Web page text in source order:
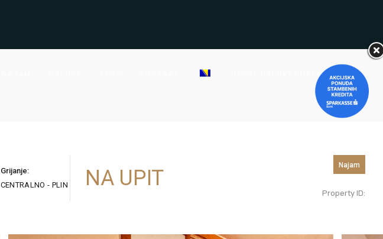
OPŠTI USLOVI POSLOVANJA
Grijanje:
CENTRALNO - PLIN
NA UPIT
Najam
Property ID: